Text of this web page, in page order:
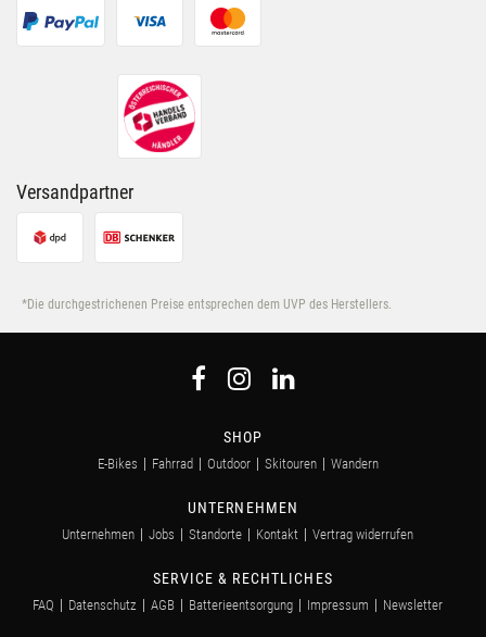
Versandpartner
*Die durchgestrichenen Preise entsprechen dem UVP des Herstellers.
SHOP
E-Bikes Fahrrad Outdoor Skitouren Wandern
UNTERNEHMEN
Unternehmen Jobs Standorte Kontakt Vertrag widerrufen
SERVICE & RECHTLICHES
FAQ Datenschutz AGB Batterieentsorgung Impressum Newsletter